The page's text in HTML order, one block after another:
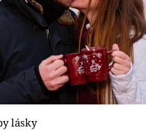
prima+
festival Karlovy Vary
lásky